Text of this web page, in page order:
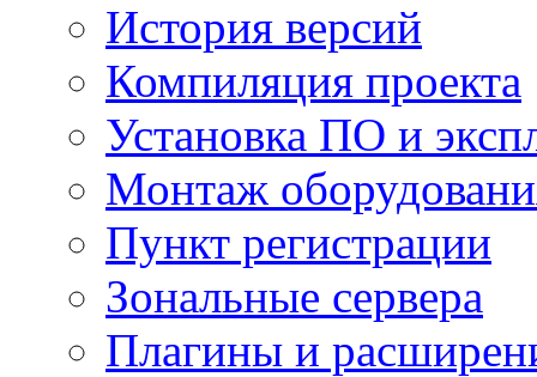
История версий
Компиляция проекта
Установка ПО и
Монтаж
Пункт регистрации
Зональные сервера
Плагины и